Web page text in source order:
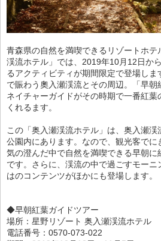
青森県の自然を満喫できるリゾートホ
渓流ホテル」では、2019年10月12日か
るアクティビティが期間限定で登場し
で賑わう奧入瀬渓流とその周辺。「早朝
ネイチャーガイドがその時期で一番紅
くれるます。
この「奥入瀬渓流ホテル」は、奥入瀬
公園内にあります。なので、観光客で
気の澄んだ中で自然を満喫できる早朝に
です。さらに、渓流の中で過ごすモー
はのコンテンツがほかにも登場します。
◆早朝紅葉ガイドツアー
場所：星野リゾート 奥入瀬渓流ホテル
電話番号：0570-073-022